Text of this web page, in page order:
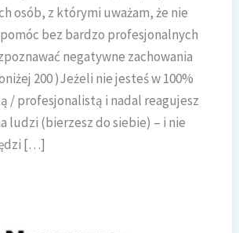
osób, z którymi uważam, że nie
bez bardzo profesjonalnych
negatywne zachowania
200 )Jeżeli nie jesteś w 100%
/ profesjonalistą i nadal reagujesz
ludzi (bierzesz do siebie) – i nie
[…]